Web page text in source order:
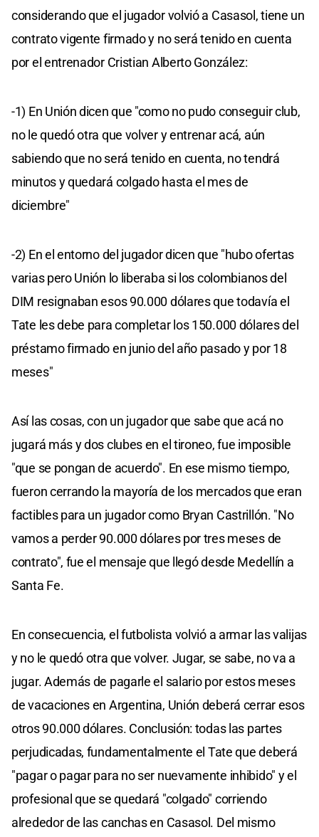
considerando que el jugador volvió a Casasol, tiene un
contrato vigente firmado y no será tenido en cuenta
por el entrenador Cristian Alberto González:
-1) En Unión dicen que "como no pudo conseguir club,
no le quedó otra que volver y entrenar acá, aún
sabiendo que no será tenido en cuenta, no tendrá
minutos y quedará colgado hasta el mes de
diciembre"
-2) En el entorno del jugador dicen que "hubo ofertas
varias pero Unión lo liberaba si los colombianos del
DIM resignaban esos 90.000 dólares que todavía el
Tate les debe para completar los 150.000 dólares del
préstamo firmado en junio del año pasado y por 18
meses"
Así las cosas, con un jugador que sabe que acá no
jugará más y dos clubes en el tironeo, fue imposible
"que se pongan de acuerdo". En ese mismo tiempo,
fueron cerrando la mayoría de los mercados que eran
factibles para un jugador como Bryan Castrillón. "No
vamos a perder 90.000 dólares por tres meses de
contrato", fue el mensaje que llegó desde Medellín a
Santa Fe.
En consecuencia, el futbolista volvió a armar las valijas
y no le quedó otra que volver. Jugar, se sabe, no va a
jugar. Además de pagarle el salario por estos meses
de vacaciones en Argentina, Unión deberá cerrar esos
otros 90.000 dólares. Conclusión: todas las partes
perjudicadas, fundamentalmente el Tate que deberá
"pagar o pagar para no ser nuevamente inhibido" y el
profesional que se quedará "colgado" corriendo
alrededor de las canchas en Casasol. Del mismo